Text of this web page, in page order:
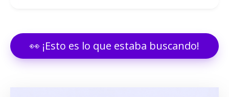
👀 ¡Esto es lo que estaba buscando!